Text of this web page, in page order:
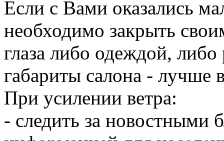
Если с Вами оказались
необходимо закрыть
глаза либо одеждой,
габариты салона - лучше
При усилении ветра:
- следить за новостными